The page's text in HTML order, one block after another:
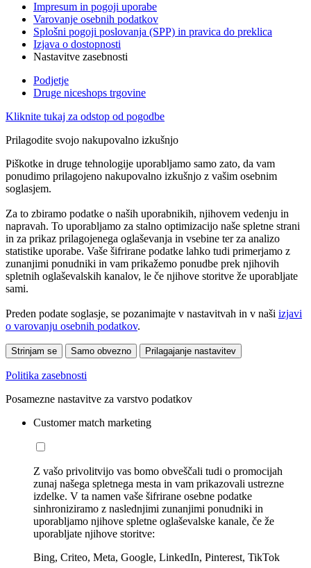
Impresum in pogoji uporabe
Varovanje osebnih podatkov
Splošni pogoji poslovanja (SPP) in pravica do preklica
Izjava o dostopnosti
Nastavitve zasebnosti
Podjetje
Druge niceshops trgovine
Kliknite tukaj za odstop od pogodbe
Prilagodite svojo nakupovalno izkušnjo
Piškotke in druge tehnologije uporabljamo samo zato, da vam
ponudimo prilagojeno nakupovalno izkušnjo z vašim osebnim
soglasjem.
Za to zbiramo podatke o naših uporabnikih, njihovem vedenju in
napravah. To uporabljamo za stalno optimizacijo naše spletne strani
in za prikaz prilagojenega oglaševanja in vsebine ter za analizo
statistike uporabe. Vaše šifrirane podatke lahko tudi primerjamo z
zunanjimi ponudniki in vam prikažemo ponudbe prek njihovih
spletnih oglaševalskih kanalov, le če njihove storitve že uporabljate
sami.
Preden podate soglasje, se pozanimajte v nastavitvah in v naši izjavi
o varovanju osebnih podatkov.
Strinjam se Samo obvezno Prilagajanje nastavitev
Politika zasebnosti
Posamezne nastavitve za varstvo podatkov
Customer match marketing
Z vašo privolitvijo vas bomo obveščali tudi o promocijah
zunaj našega spletnega mesta in vam prikazovali ustrezne
izdelke. V ta namen vaše šifrirane osebne podatke
sinhroniziramo z naslednjimi zunanjimi ponudniki in
uporabljamo njihove spletne oglaševalske kanale, če že
uporabljate njihove storitve:
Bing, Criteo, Meta, Google, LinkedIn, Pinterest, TikTok